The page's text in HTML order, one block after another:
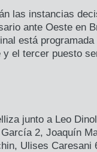
las instancias
ante Oeste en
está
el tercer puesto
junto a Leo
2, Joaquín
Ulises Caresani